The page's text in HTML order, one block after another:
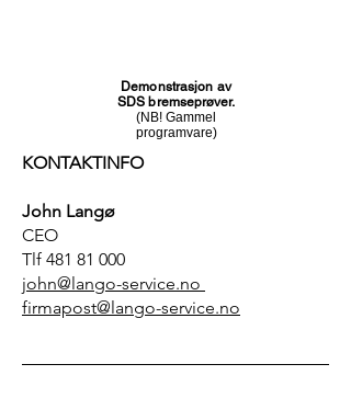
Demonstrasjon av
SDS bremseprøver.
(NB! Gammel
programvare)
KONTAKTINFO
John Langø
CEO
Tlf 481 81 000
john@lango-service.no
firmapost@lango-service.no